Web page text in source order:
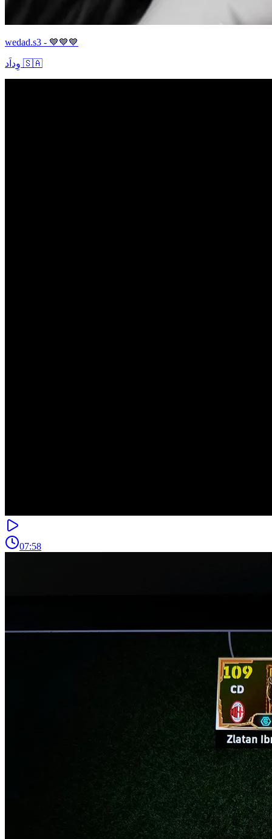
wedad.s3 - 💙💙💙
وِداَد 🇸🇦
07:58